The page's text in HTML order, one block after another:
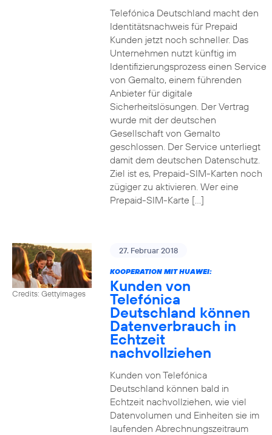
Telefónica Deutschland macht den
Identitätsnachweis für Prepaid
Kunden jetzt noch schneller. Das
Unternehmen nutzt künftig im
Identifizierungsprozess einen Service
von Gemalto, einem führenden
Anbieter für digitale
Sicherheitslösungen. Der Vertrag
wurde mit der deutschen
Gesellschaft von Gemalto
geschlossen. Der Service unterliegt
damit dem deutschen Datenschutz.
Ziel ist es, Prepaid-SIM-Karten noch
zügiger zu aktivieren. Wer eine
Prepaid-SIM-Karte […]
Credits: Gettyimages
27. Februar 2018
KOOPERATION MIT HUAWEI:
Kunden von
Telefónica
Deutschland können
Datenverbrauch in
Echtzeit
nachvollziehen
Kunden von Telefónica
Deutschland können bald in
Echtzeit nachvollziehen, wie viel
Datenvolumen und Einheiten sie im
laufenden Abrechnungszeitraum